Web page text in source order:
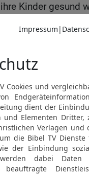
ihre Kinder gesund
erbeutet hatten,
Die Schafe,
sich; man trieb sie
Davids Beute.«
David sorgt für
21
In der Nähe des
entgegen, die so
dort zurücklassen
22 Aber unter
paar gemeine und
»Sie sind nicht mit